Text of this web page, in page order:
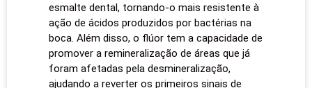
esmalte dental, tornando-o mais resistente à
ação de ácidos produzidos por bactérias na
boca. Além disso, o flúor tem a capacidade de
promover a remineralização de áreas que já
foram afetadas pela desmineralização,
ajudando a reverter os primeiros sinais de